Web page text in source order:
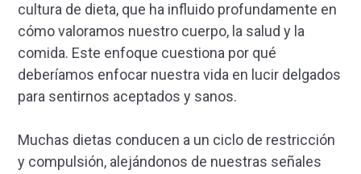
cultura de dieta, que ha influido profundamente en
cómo valoramos nuestro cuerpo, la salud y la
comida. Este enfoque cuestiona por qué
deberíamos enfocar nuestra vida en lucir delgados
para sentirnos aceptados y sanos.
Muchas dietas conducen a un ciclo de restricción
y compulsión, alejándonos de nuestras señales